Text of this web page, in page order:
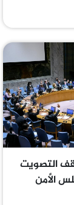
التصويت
الأمن